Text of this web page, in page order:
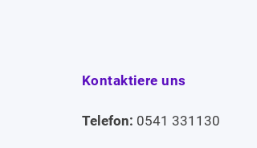
Kontaktiere uns
Telefon: 0541 331130